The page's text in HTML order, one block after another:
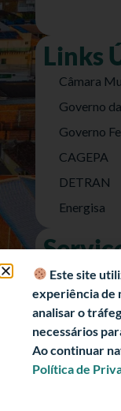
Links
Câmara
Governo
Governo
CAGEPA
DETRAN
Energisa
Nota
e-SIC
História
Este site
experiência de
analisar o
necessários
Ao continuar
Política de